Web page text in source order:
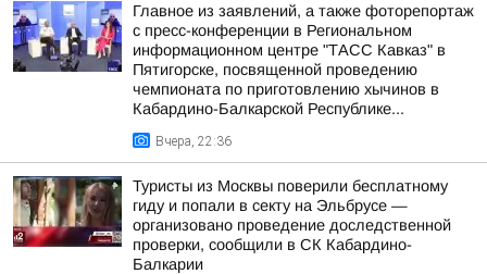
Главное из заявлений, а также фоторепортаж
с пресс-конференции в Региональном
информационном центре "ТАСС Кавказ" в
Пятигорске, посвященной проведению
чемпионата по приготовлению хычинов в
Кабардино-Балкарской Республике...
Вчера, 22:36
Туристы из Москвы поверили бесплатному
гиду и попали в секту на Эльбрусе —
организовано проведение доследственной
проверки, сообщили в СК Кабардино-
Балкарии